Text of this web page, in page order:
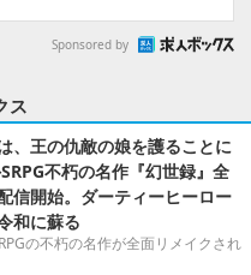
Sponsored by
ス
、王の仇敵の娘を護ることに
不朽の名作『幻世録』全
信開始。ダーティーヒーロー
和に蘇る
の不朽の名作が全面リメイクされ